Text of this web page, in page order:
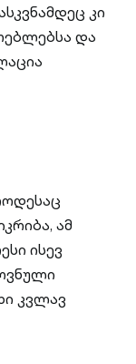
კი
და
ამ
ისევ
კვლავ